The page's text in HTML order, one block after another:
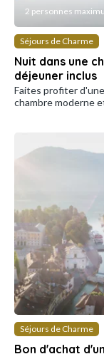
2 personnes
Séjours de Charme
Nuit dans une
déjeuner inclus
Faites profiter
chambre moderne
Séjours de Charme
Bon d'achat